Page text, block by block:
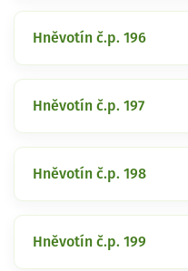
Hněvotín č.p. 196
Hněvotín č.p. 197
Hněvotín č.p. 198
Hněvotín č.p. 199